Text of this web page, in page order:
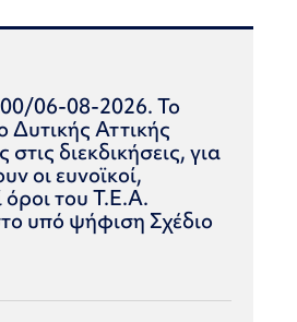
06-08-2026. Το
Δυτικής Αττικής
διεκδικήσεις, για
οι ευνοϊκοί,
όροι του Τ.Ε.Α.
υπό ψήφιση Σχέδιο